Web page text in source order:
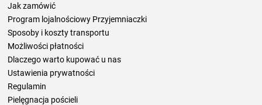
Jak zamówić
Program lojalnościowy Przyjemniaczki
Sposoby i koszty transportu
Możliwości płatności
Dlaczego warto kupować u nas
Ustawienia prywatności
Regulamin
Pielęgnacja pościeli